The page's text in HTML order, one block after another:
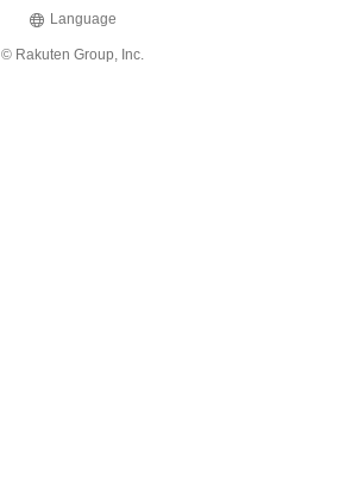
Language
© Rakuten Group, Inc.